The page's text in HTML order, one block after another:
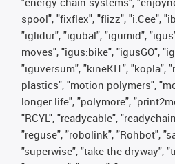
spool", "fixflex", "flizz", "i.Cee",
"iglidur", "igubal", "igumid",
moves", "igus:bike", "igusGO",
"iguversum", "kineKIT", "kopla",
plastics", "motion polymers",
longer life", "polymore",
"RCYL", "readycable",
"reguse", "robolink", "Rohbot",
"superwise", "take the dryway",